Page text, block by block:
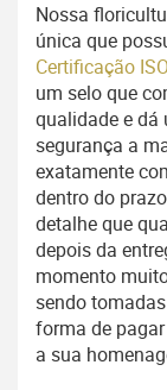
Nossa
única que
Certificação
um selo que
qualidade e dá
segurança a
exatamente
dentro do
detalhe que
depois da
momento
sendo
forma de
a sua